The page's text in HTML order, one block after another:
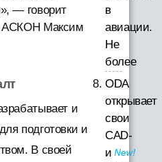
— говорит
АСКОН Максим
и
подготовки и
В своей
в
авиации.
Не
более
ODA
открывает
свои
CAD-
и